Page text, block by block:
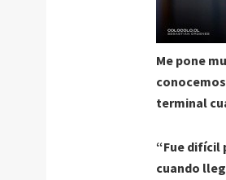
Me pone
terminal
“Fue difícil
cuando